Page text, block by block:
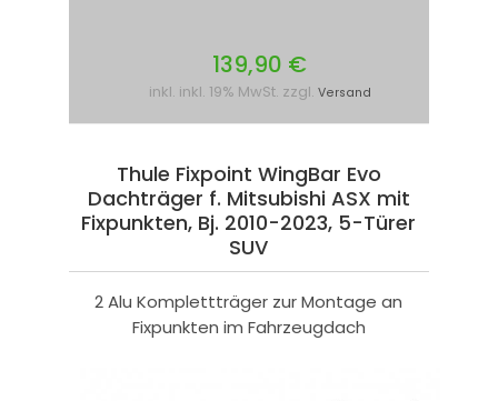
139,90 €
inkl. inkl. 19% MwSt. zzgl. Versand
Thule Fixpoint WingBar Evo
Dachträger f. Mitsubishi ASX mit
Fixpunkten, Bj. 2010-2023, 5-Türer
SUV
2 Alu Komplettträger zur Montage an
Fixpunkten im Fahrzeugdach